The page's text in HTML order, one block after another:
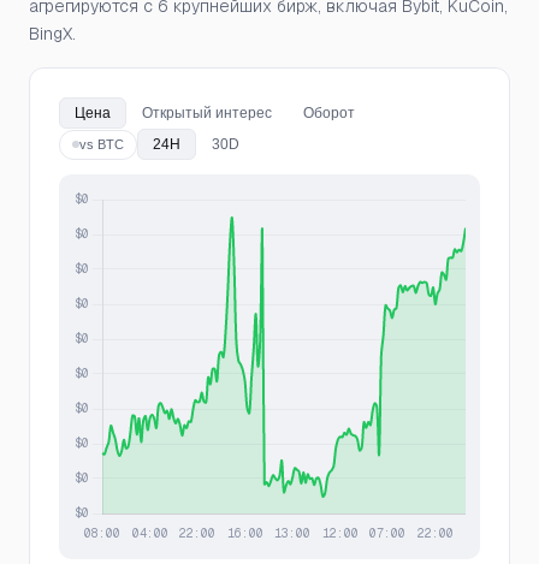
агрегируются с 6 крупнейших бирж, включая Bybit, KuCoin,
BingX.
Цена Открытый интерес Оборот
vs BTC 24H 30D